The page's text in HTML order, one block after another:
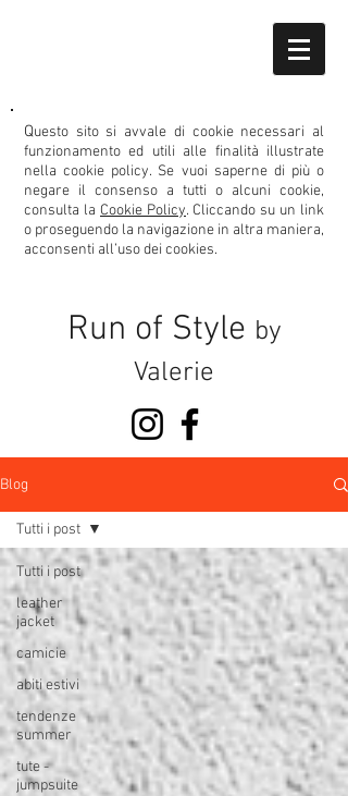
Questo sito si avvale di cookie necessari al
funzionamento ed utili alle finalità illustrate
nella cookie policy. Se vuoi saperne di più o
negare il consenso a tutti o alcuni cookie,
consulta la Cookie Policy. Cliccando su un link
o proseguendo la navigazione in altra maniera,
acconsenti all’uso dei cookies.
Run of Style by
Valerie
Blog
Tutti i post
leather
jacket
camicie
abiti estivi
tendenze
summer
tute -
jumpsuite
Tutti i post